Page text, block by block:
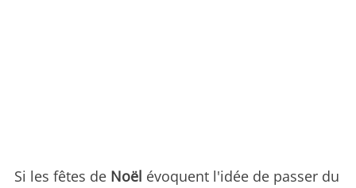
Si les fêtes de Noël évoquent l'idée de passer du